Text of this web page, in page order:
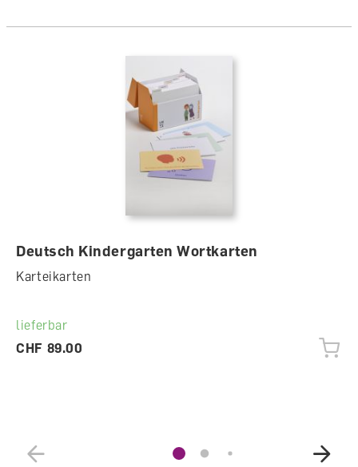
Deutsch Kindergarten Wortkarten
Karteikarten
lieferbar
CHF 89.00